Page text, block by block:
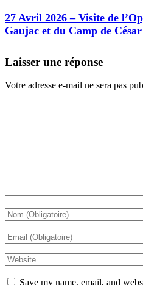
27 Avril 2026 – Visite de
Gaujac et du Camp de
Laisser une réponse
Votre adresse e-mail ne sera pas
Save my name, email, and